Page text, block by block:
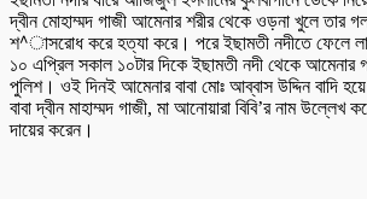
দ্বীন মোহাম্মদ গাজী আমেনার শরীর থেকে ওড়না খুলে তার
শ^াসরোধ করে হত্যা করে। পরে ইছামতী নদীতে ফেলে
১০ এপ্রিল সকাল ১০টার দিকে ইছামতী নদী থেকে আমেনার
পুলিশ। ওই দিনই আমেনার বাবা মোঃ আব্বাস উদ্দিন বাদি
বাবা দ্বীন মাহাম্মদ গাজী, মা আনোয়ারা বিবি’র নাম উল্লেখ
দায়ের করেন।